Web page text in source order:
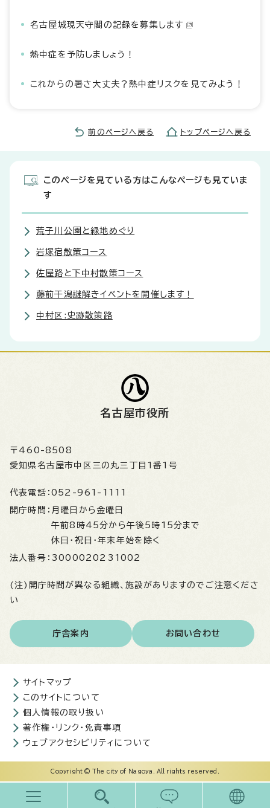
名古屋城現天守閣の記録を募集します
熱中症を予防しましょう！
これからの暑さ大丈夫？熱中症リスクを見てみよう！
前のページへ戻る トップページへ戻る
このページを見ている方はこんなページも見ていま
す
荒子川公園と緑地めぐり
岩塚宿散策コース
佐屋路と下中村散策コース
藤前干潟謎解きイベントを開催します！
中村区:史跡散策路
名古屋市役所
〒460-8508
愛知県名古屋市中区三の丸三丁目1番1号
代表電話： 052-961-1111
開庁時間： 月曜日から金曜日
午前8時45分から午後5時15分まで
休日・祝日・年末年始を除く
法人番号： 3000020231002
(注)開庁時間が異なる組織、施設がありますのでご注意くださ
い
庁舎案内 お問い合わせ
サイトマップ
このサイトについて
個人情報の取り扱い
著作権・リンク・免責事項
ウェブアクセシビリティについて
Copyright © The city of Nagoya. All rights reserved.